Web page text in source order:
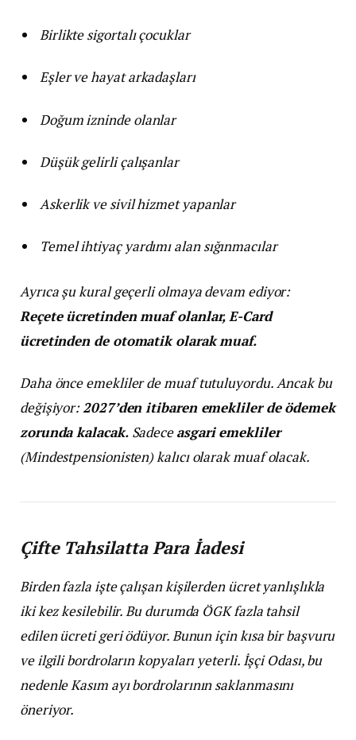
Birlikte sigortalı çocuklar
Eşler ve hayat arkadaşları
Doğum izninde olanlar
Düşük gelirli çalışanlar
Askerlik ve sivil hizmet yapanlar
Temel ihtiyaç yardımı alan sığınmacılar
Ayrıca şu kural geçerli olmaya devam ediyor:
Reçete ücretinden muaf olanlar, E-Card
ücretinden de otomatik olarak muaf.
Daha önce emekliler de muaf tutuluyordu. Ancak bu
değişiyor:2027’den itibaren emekliler de ödemek
zorunda kalacak.Sadeceasgari emekliler
(Mindestpensionisten) kalıcı olarak muaf olacak.
Çifte Tahsilatta Para İadesi
Birden fazla işte çalışan kişilerden ücret yanlışlıkla
iki kez kesilebilir. Bu durumda ÖGK fazla tahsil
edilen ücreti geri ödüyor. Bunun için kısa bir başvuru
ve ilgili bordroların kopyaları yeterli. İşçi Odası, bu
nedenle Kasım ayı bordrolarının saklanmasını
öneriyor.